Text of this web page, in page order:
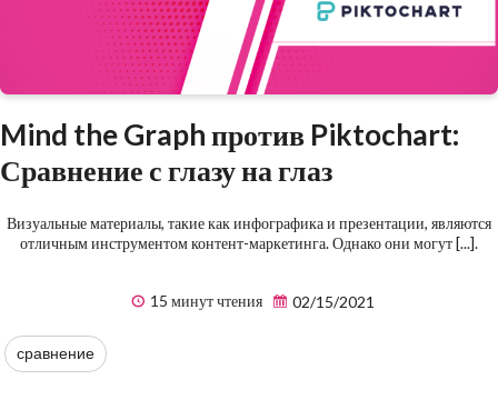
Mind the Graph против Piktochart:
Сравнение с глазу на глаз
Визуальные материалы, такие как инфографика и презентации, являются
отличным инструментом контент-маркетинга. Однако они могут [...].
15 минут чтения 02/15/2021
сравнение